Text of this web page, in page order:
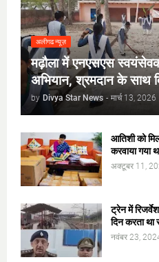
अलीगढ न्यूज़
मढ़ौला में एनएसएस
अभियान, श्रमदान के साथ
by Divya Star News - मार्च 13, 2026
आतिशी को
करवाया गया
अक्टूबर 11,
ट्रेन में
दिन करता
नवंबर 23,